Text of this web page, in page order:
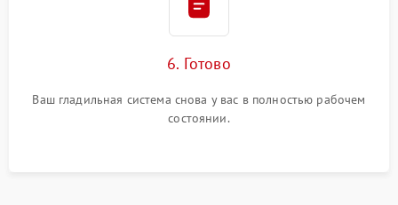
6. Готово
Ваш гладильная система снова у вас в полностью рабочем
состоянии.